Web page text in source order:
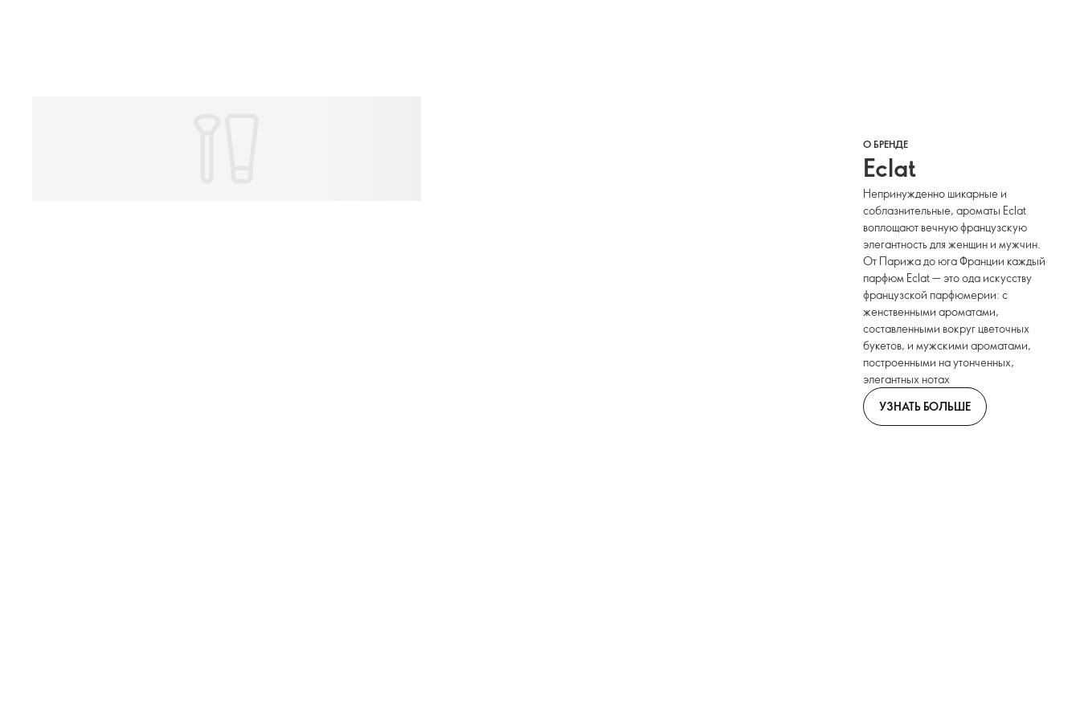
О БРЕНДЕ
Eclat
Непринужденно шикарные и
соблазнительные, ароматы Eclat
воплощают вечную французскую
элегантность для женщин и мужчин.
От Парижа до юга Франции каждый
парфюм Eclat — это ода искусству
французской парфюмерии: с
женственными ароматами,
составленными вокруг цветочных
букетов, и мужскими ароматами,
построенными на утонченных,
элегантных нотах
УЗНАТЬ БОЛЬШЕ